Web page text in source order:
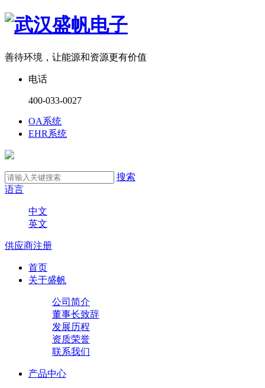
善待环境，让能源和资源更有价值
电话
400-033-0027
OA系统
EHR系统
搜索
语言
中文
英文
供应商注册
首页
关于盛帆
公司简介
董事长致辞
发展历程
资质荣誉
联系我们
产品中心